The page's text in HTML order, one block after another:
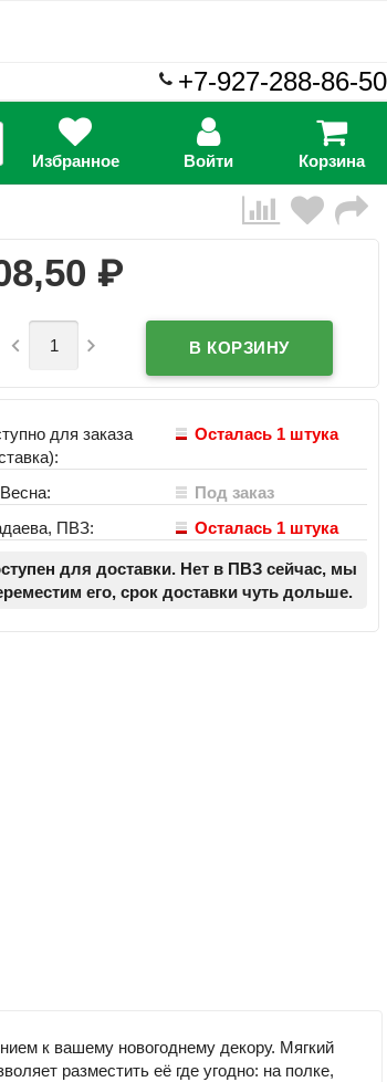
+7-927-288-86-50
Избранное Войти Корзина
₽
 
для заказа
Осталась 1 штука
Под заказ
ПВЗ:
Осталась 1 штука
для доставки. Нет в ПВЗ сейчас, мы
его, срок доставки чуть дольше.
к вашему новогоднему декору. Мягкий
разместить её где угодно: на полке,